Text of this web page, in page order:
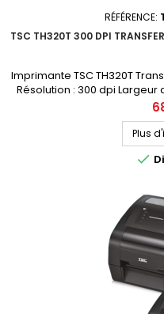
RÉFÉRENCE:
TSC TH320T 300 DPI
Imprimante TSC TH320T
Résolution : 300 dpi
Connectique : USB, USB
devis
Plus
